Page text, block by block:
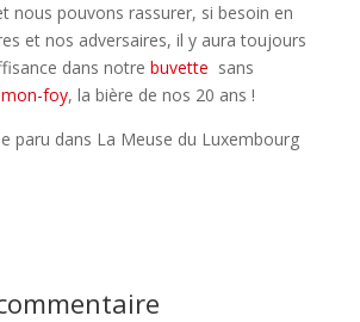
nous pouvons rassurer, si besoin en
et nos adversaires, il y aura toujours
dans notre buvette sans
foy, la bière de nos 20 ans !
paru dans La Meuse du Luxembourg